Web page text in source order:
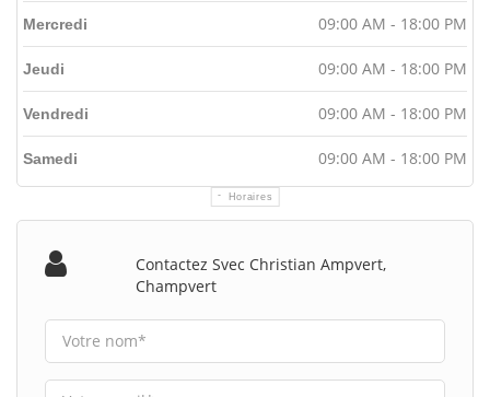
Horaires
Mercredi 09:00 AM - 18:00 PM
Jeudi 09:00 AM - 18:00 PM
Vendredi 09:00 AM - 18:00 PM
Samedi 09:00 AM - 18:00 PM
Contactez Svec Christian Ampvert,
Champvert